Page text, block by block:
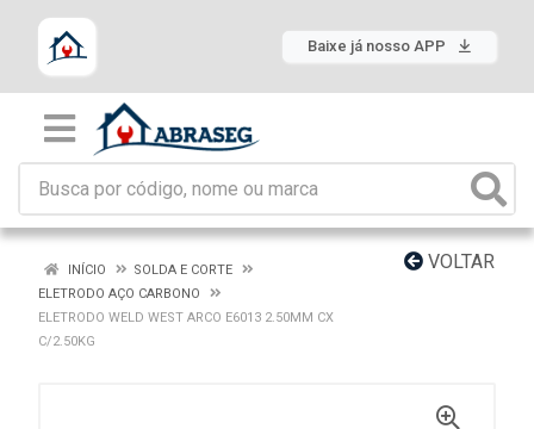
Baixe já nosso APP
VOLTAR
INÍCIO
SOLDA E CORTE
ELETRODO AÇO CARBONO
ELETRODO WELD WEST ARCO E6013 2.50MM CX
C/2.50KG